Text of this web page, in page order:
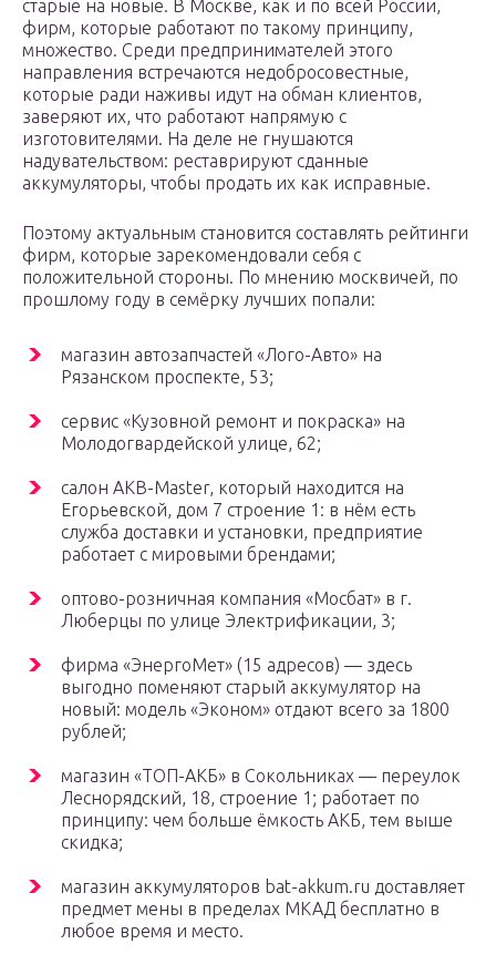
старые на новые. В Москве, как и по всей России,
фирм, которые работают по такому принципу,
множество. Среди предпринимателей этого
направления встречаются недобросовестные,
которые ради наживы идут на обман клиентов,
заверяют их, что работают напрямую с
изготовителями. На деле не гнушаются
надувательством: реставрируют сданные
аккумуляторы, чтобы продать их как исправные.
Поэтому актуальным становится составлять рейтинги
фирм, которые зарекомендовали себя с
положительной стороны. По мнению москвичей, по
прошлому году в семёрку лучших попали:
магазин автозапчастей «Лого-Авто» на
Рязанском проспекте, 53;
сервис «Кузовной ремонт и покраска» на
Молодогвардейской улице, 62;
салон AKB-Master, который находится на
Егорьевской, дом 7 строение 1: в нём есть
служба доставки и установки, предприятие
работает с мировыми брендами;
оптово-розничная компания «Мосбат» в г.
Люберцы по улице Электрификации, 3;
фирма «ЭнергоМет» (15 адресов) — здесь
выгодно поменяют старый аккумулятор на
новый: модель «Эконом» отдают всего за 1800
рублей;
магазин «ТОП-АКБ» в Сокольниках — переулок
Леснорядский, 18, строение 1; работает по
принципу: чем больше ёмкость АКБ, тем выше
скидка;
магазин аккумуляторов bat-akkum.ru доставляет
предмет мены в пределах МКАД бесплатно в
любое время и место.